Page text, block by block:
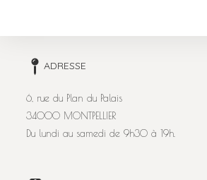
ADRESSE
6, rue du Plan du Palais
34000 MONTPELLIER
Du lundi au samedi de 9h30 à 19h.